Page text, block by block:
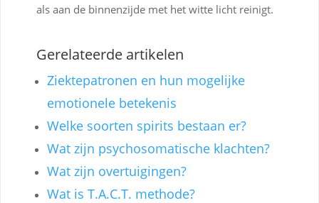
als aan de binnenzijde met het witte licht reinigt.
Gerelateerde artikelen
Ziektepatronen en hun mogelijke
emotionele betekenis
Welke soorten spirits bestaan er?
Wat zijn psychosomatische klachten?
Wat zijn overtuigingen?
Wat is T.A.C.T. methode?